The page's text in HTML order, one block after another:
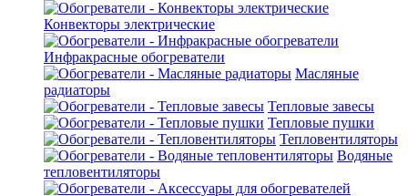
Конвекторы электрические
Инфракрасные обогреватели
Масляные
радиаторы
Тепловые завесы
Тепловые пушки
Тепловентиляторы
Водяные
тепловентиляторы